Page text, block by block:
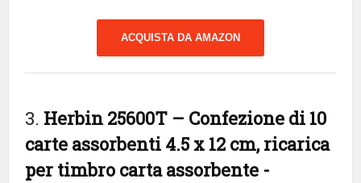
ACQUISTA DA AMAZON
3. Herbin 25600T – Confezione di 10
carte assorbenti 4.5 x 12 cm, ricarica
per timbro carta assorbente -